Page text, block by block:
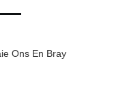
Ons En Bray